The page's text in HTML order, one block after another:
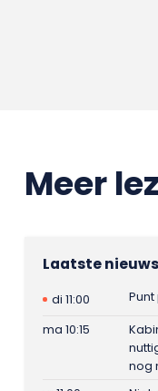
Meer
Laatste nieuws
di 11:00
ma 10:15
nog